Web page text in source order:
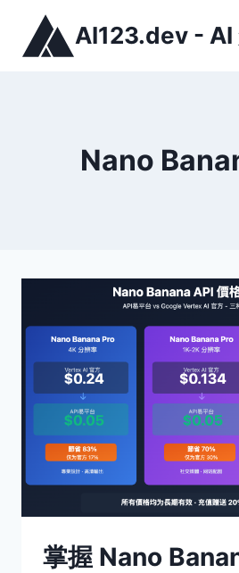
AI123.dev - AI
Nano
掌握 Nano